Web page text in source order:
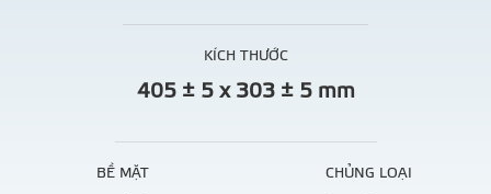
KÍCH THƯỚC
405 ± 5 x 303 ± 5 mm
BỀ MẶT CHỦNG LOẠI